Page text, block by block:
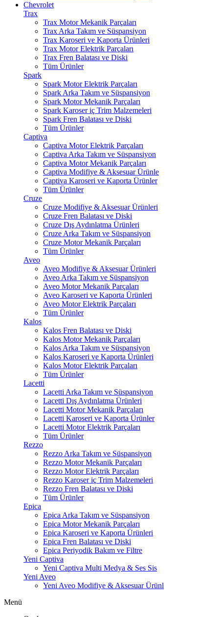
Chevrolet
Trax
Trax Motor Mekanik Parçaları
Trax Arka Takım ve Süspansiyon
Trax Karoseri ve Kaporta Ürünleri
Trax Motor Elektrik Parçaları
Trax Fren Balatası ve Diski
Tüm Ürünler
Spark
Spark Motor Elektrik Parçaları
Spark Arka Takım ve Süspansiyon
Spark Motor Mekanik Parçaları
Spark Karoser iç Trim Malzemeleri
Spark Fren Balatası ve Diski
Tüm Ürünler
Captiva
Captiva Motor Elektrik Parçaları
Captiva Arka Takım ve Süspansiyon
Captiva Motor Mekanik Parçaları
Captiva Modifiye & Aksesuar Ürünle
Captiva Karoseri ve Kaporta Ürünler
Tüm Ürünler
Cruze
Cruze Modifiye & Aksesuar Ürünleri
Cruze Fren Balatası ve Diski
Cruze Dış Aydınlatma Ürünleri
Cruze Arka Takım ve Süspansiyon
Cruze Motor Mekanik Parçaları
Tüm Ürünler
Aveo
Aveo Modifiye & Aksesuar Ürünleri
Aveo Arka Takım ve Süspansiyon
Aveo Motor Mekanik Parçaları
Aveo Karoseri ve Kaporta Ürünleri
Aveo Motor Elektrik Parçaları
Tüm Ürünler
Kalos
Kalos Fren Balatası ve Diski
Kalos Motor Mekanik Parçaları
Kalos Arka Takım ve Süspansiyon
Kalos Karoseri ve Kaporta Ürünleri
Kalos Motor Elektrik Parçaları
Tüm Ürünler
Lacetti
Lacetti Arka Takım ve Süspansiyon
Lacetti Dış Aydınlatma Ürünleri
Lacetti Motor Mekanik Parçaları
Lacetti Karoseri ve Kaporta Ürünler
Lacetti Motor Elektrik Parçaları
Tüm Ürünler
Rezzo
Rezzo Arka Takım ve Süspansiyon
Rezzo Motor Mekanik Parçaları
Rezzo Motor Elektrik Parçaları
Rezzo Karoser iç Trim Malzemeleri
Rezzo Fren Balatası ve Diski
Tüm Ürünler
Epica
Epica Arka Takım ve Süspansiyon
Epica Motor Mekanik Parçaları
Epica Karoseri ve Kaporta Ürünleri
Epica Fren Balatası ve Diski
Epica Periyodik Bakım ve Filtre
Yeni Captiva
Yeni Captiva Multi Medya & Ses Sis
Yeni Aveo
Yeni Aveo Modifiye & Aksesuar Ürünl
Menü